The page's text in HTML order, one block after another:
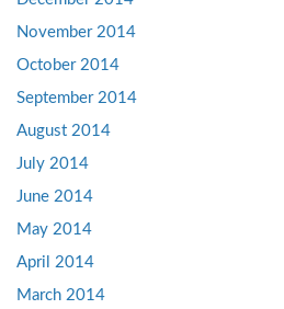
November 2014
October 2014
September 2014
August 2014
July 2014
June 2014
May 2014
April 2014
March 2014